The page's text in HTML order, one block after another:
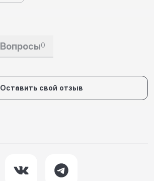
Вопросы0
Оставить свой отзыв